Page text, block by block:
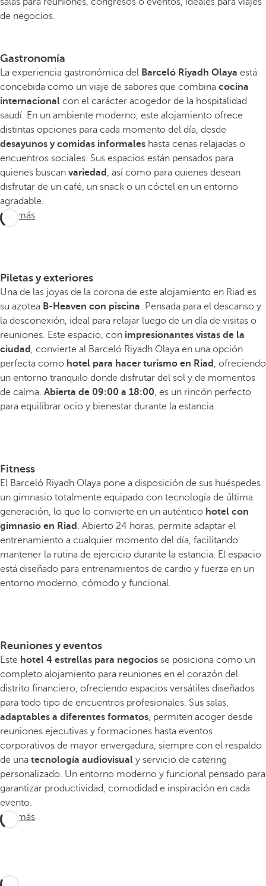
de negocios.
Gastronomía
La experiencia gastronómica del Barceló Riyadh Olaya está
concebida como un viaje de sabores que combina cocina
internacional con el carácter acogedor de la hospitalidad
saudí. En un ambiente moderno, este alojamiento ofrece
distintas opciones para cada momento del día, desde
desayunos y comidas informales hasta cenas relajadas o
encuentros sociales. Sus espacios están pensados para
quienes buscan variedad , así como para quienes desean
disfrutar de un café, un snack o un cóctel en un entorno
agradable.
Ver más
Piletas y exteriores
Una de las joyas de la corona de este alojamiento en Riad es
su azotea B-Heaven con piscina. Pensada para el descanso y
la desconexión, ideal para relajar luego de un día de visitas o
reuniones. Este espacio, con impresionantes vistas de la
ciudad , convierte al Barceló Riyadh Olaya en una opción
perfecta como hotel para hacer turismo en Riad , ofreciendo
un entorno tranquilo donde disfrutar del sol y de momentos
de calma. Abierta de 09:00 a 18:00, es un rincón perfecto
para equilibrar ocio y bienestar durante la estancia.
Fitness
El Barceló Riyadh Olaya pone a disposición de sus huéspedes
un gimnasio totalmente equipado con tecnología de última
generación, lo que lo convierte en un auténtico hotel con
gimnasio en Riad . Abierto 24 horas, permite adaptar el
entrenamiento a cualquier momento del día, facilitando
mantener la rutina de ejercicio durante la estancia. El espacio
está diseñado para entrenamientos de cardio y fuerza en un
entorno moderno, cómodo y funcional.
Reuniones y eventos
Este hotel 4 estrellas para negocios se posiciona como un
completo alojamiento para reuniones en el corazón del
distrito financiero, ofreciendo espacios versátiles diseñados
para todo tipo de encuentros profesionales. Sus salas,
adaptables a diferentes formatos, permiten acoger desde
reuniones ejecutivas y formaciones hasta eventos
corporativos de mayor envergadura, siempre con el respaldo
de una tecnología audiovisual y servicio de catering
personalizado. Un entorno moderno y funcional pensado para
garantizar productividad, comodidad e inspiración en cada
evento.
Ver más